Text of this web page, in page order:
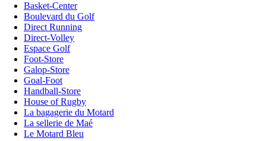
Basket-Center
Boulevard du Golf
Direct Running
Direct-Volley
Espace Golf
Foot-Store
Galop-Store
Goal-Foot
Handball-Store
House of Rugby
La bagagerie du Motard
La sellerie de Maé
Le Motard Bleu